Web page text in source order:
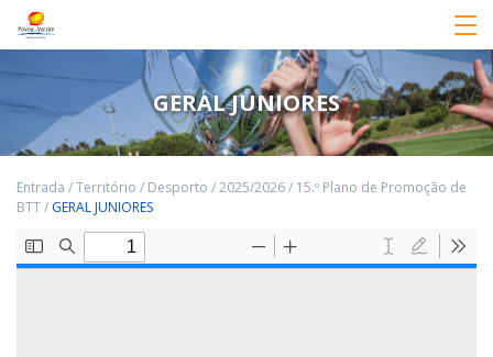
GERAL JUNIORES
Entrada /Território / Desporto /2025/2026/ 15.º Plano de Promoção de
BTT/ GERAL JUNIORES